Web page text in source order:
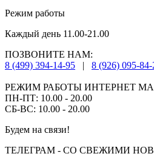
Режим работы
Каждый день 11.00-21.00
ПОЗВОНИТЕ НАМ:
8 (499) 394-14-95
8 (926) 095-84-
РЕЖИМ РАБОТЫ ИНТЕРНЕТ
ПН-ПТ: 10.00 - 20.00
СБ-ВС: 10.00 - 20.00
Будем на связи!
ТЕЛЕГРАМ - СО СВЕЖИМИ